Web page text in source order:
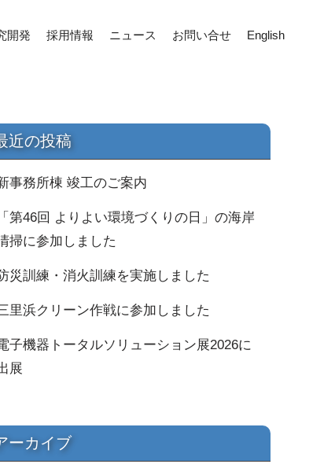
開発 採用情報 ニュース お問い合せ English
近の投稿
事務所棟 竣工のご案内
「第46回 よりよい環境づくりの日」の海岸
掃に参加しました
災訓練・消火訓練を実施しました
里浜クリーン作戦に参加しました
子機器トータルソリューション展2026に
展
ーカイブ